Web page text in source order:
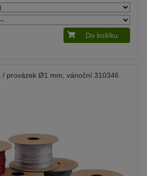
Do košíku
/ provázek Ø1 mm, vánoční 310346